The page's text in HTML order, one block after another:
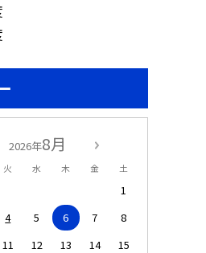
2026年8月
火 水 木 金 土
1
4 5 6 7
8
11 12 13 14
15